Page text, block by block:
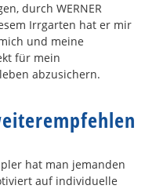
durch WERNER
Irrgarten hat er mir
und meine
für mein
abzusichern.
hat man jemanden
auf individuelle